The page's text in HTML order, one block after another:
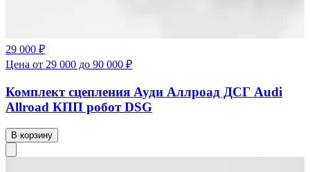
29 000 ₽
Цена от 29 000 до 90 000 ₽
Комплект сцепления Ауди Аллроад ДСГ Audi
Allroad КПП робот DSG
В корзину